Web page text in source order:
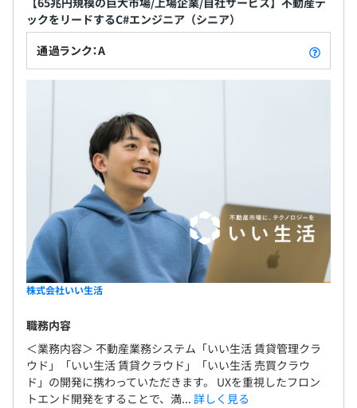
ックをリードするC#エンジニア（シニア）
通過ランク：A
株式会社いい生活
職務内容
＜業務内容＞ 不動産業務システム「いい生活 賃貸管理クラ
ウド」「いい生活 賃貸クラウド」「いい生活 売買クラウ
ド」の開発に携わっていただきます。 UXを重視したフロン
トエンド開発をすることで、満... 詳しく見る